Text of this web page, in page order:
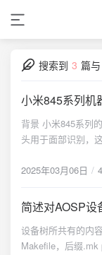
搜索到 3 篇与
小米845系列机
背景 小米845系列
头用于面部识别，
使用红外摄像头，
脸识别模块使用红
码可以发现：在
脸识别。 https://github.com/PixelExperience-
Devices/
2025年03月06日
简述对AOSP
设备树所共有的内容大致分
Makefile，后缀.mk